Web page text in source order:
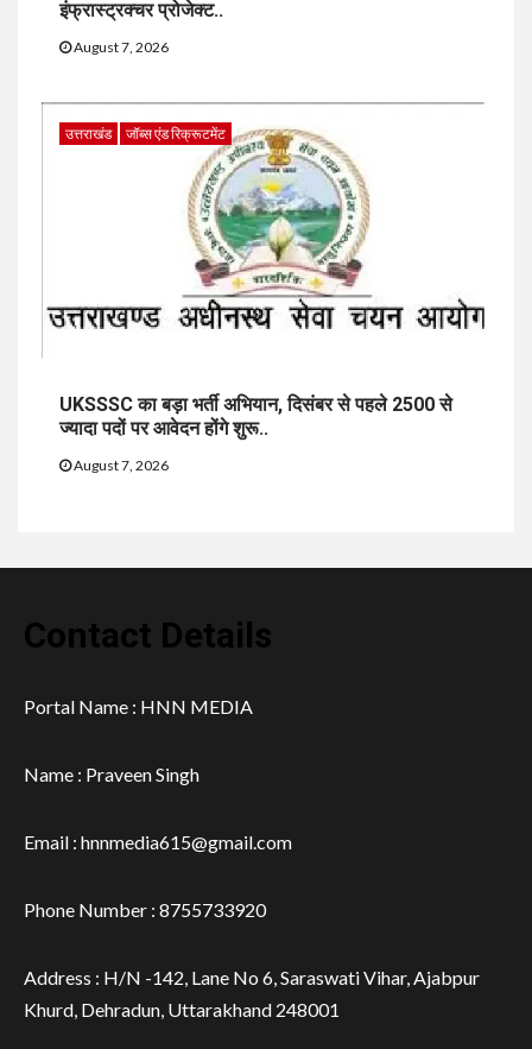
इंफ्रास्ट्रक्चर प्रोजेक्ट..
August 7, 2026
उत्तराखंड जॉब्स एंड रिक्रूटमेंट
UKSSSC का बड़ा भर्ती अभियान, दिसंबर से पहले 2500 से
ज्यादा पदों पर आवेदन होंगे शुरू..
August 7, 2026
Contact Details
Portal Name : HNN MEDIA
Name : Praveen Singh
Email : hnnmedia615@gmail.com
Phone Number : 8755733920
Address : H/N -142, Lane No 6, Saraswati Vihar, Ajabpur
Khurd, Dehradun, Uttarakhand 248001